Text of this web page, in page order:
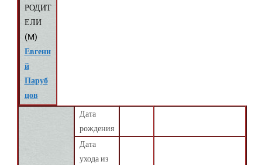
РОДИТ
ЕЛИ
(M)
Евгени
й
Паруб
цов
Дата
рождения
Дата
ухода из